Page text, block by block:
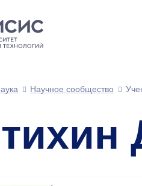
Научное сообщество